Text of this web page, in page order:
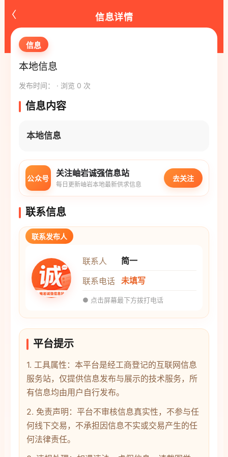
‹ 信息详情
信息
本地信息
发布时间： · 浏览 0 次
信息内容
本地信息
公众号
关注岫岩诚强信息站
每日更新岫岩本地最新供求信息
去关注
联系信息
联系发布人
联系人
简一
联系电话 未填写
● 点击屏幕最下方拨打电话
平台提示
1. 工具属性：本平台是经工商登记的互联网信息
服务站，仅提供信息发布与展示的技术服务，所
有信息均由用户自行发布。
2. 免责声明：平台不审核信息真实性，不参与任
何线下交易，不承担因信息不实或交易产生的任
何法律责任。